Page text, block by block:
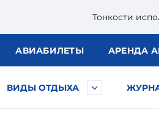
Тонкости
АВИАБИЛЕТЫ АРЕНДА
ВИДЫ ОТДЫХА